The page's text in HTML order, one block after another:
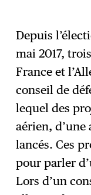
Depuis
mai 2017,
France et
conseil de
lequel des
aérien,
lancés. Ces
pour parler
Lors d’un